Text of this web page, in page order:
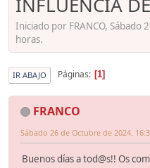
INFLUENCIA
Iniciado por FRANCO,
horas.
IR ABAJO Páginas 1
FRANCO
Sábado 26 de Octubre de 2024.
Buenos días a tod@s!! Os